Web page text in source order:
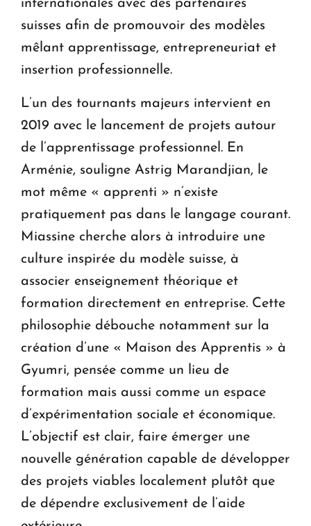
internationales avec des partenaires
suisses afin de promouvoir des modèles
mêlant apprentissage, entrepreneuriat et
insertion professionnelle.
L’un des tournants majeurs intervient en
2019 avec le lancement de projets autour
de l’apprentissage professionnel. En
Arménie, souligne Astrig Marandjian, le
mot même « apprenti » n’existe
pratiquement pas dans le langage courant.
Miassine cherche alors à introduire une
culture inspirée du modèle suisse, à
associer enseignement théorique et
formation directement en entreprise. Cette
philosophie débouche notamment sur la
création d’une « Maison des Apprentis » à
Gyumri, pensée comme un lieu de
formation mais aussi comme un espace
d’expérimentation sociale et économique.
L’objectif est clair, faire émerger une
nouvelle génération capable de développer
des projets viables localement plutôt que
de dépendre exclusivement de l’aide